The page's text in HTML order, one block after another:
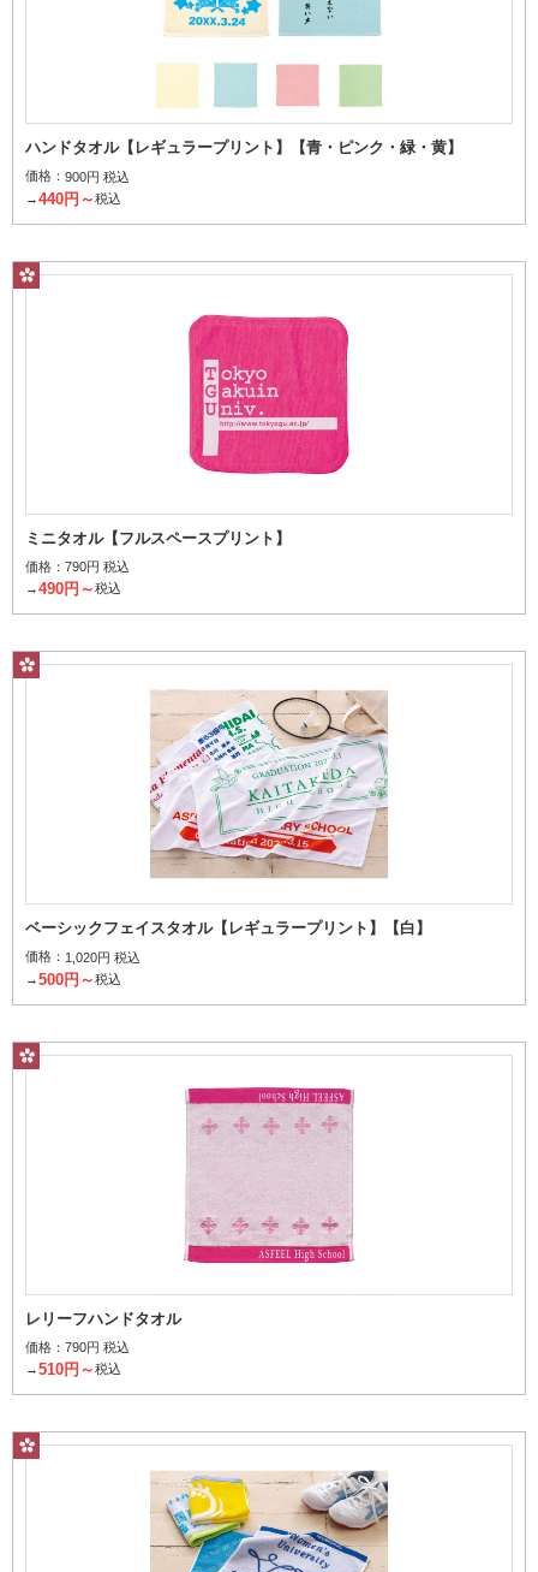
名入れあり
1個当たり
その他条件で探す
桜柄パッケージ
検索する
ハンドタオル【レギュラープリント】【青・ピンク・緑・黄】
価格： 900円 税込
→440円～税込
ミニタオル【フルスペースプリント】
価格： 790円 税込
→490円～税込
ベーシックフェイスタオル【レギュラープリント】【白】
価格： 1,020円 税込
→500円～税込
レリーフハンドタオル
価格： 790円 税込
→510円～税込